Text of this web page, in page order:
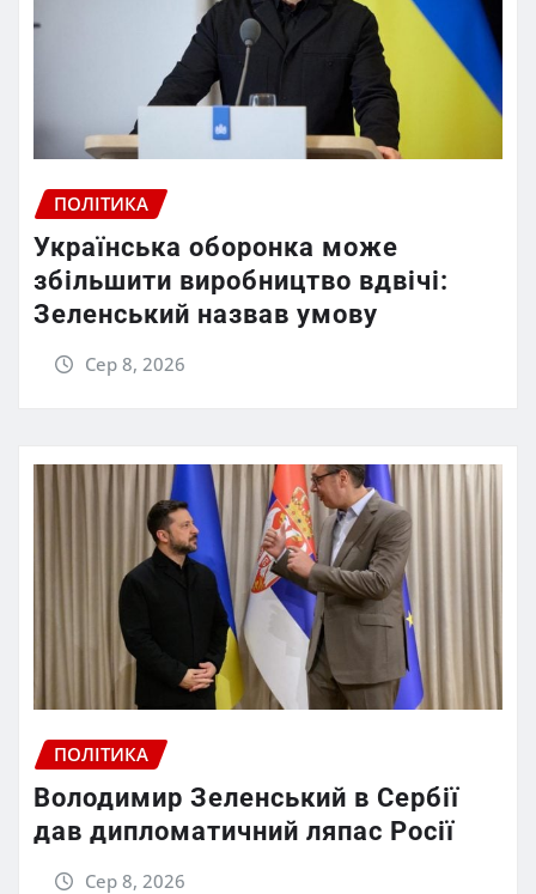
ПОЛІТИКА
Українська оборонка може
збільшити виробництво вдвічі:
Зеленський назвав умову
Сер 8, 2026
ПОЛІТИКА
Володимир Зеленський в Сербії
дав дипломатичний ляпас Росії
Сер 8, 2026